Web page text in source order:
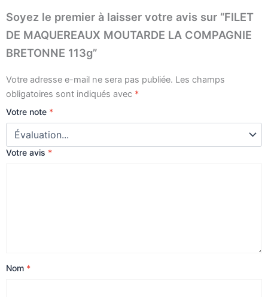
Soyez le premier à laisser votre avis sur “FILET
DE MAQUEREAUX MOUTARDE LA COMPAGNIE
BRETONNE 113g”
Votre adresse e-mail ne sera pas publiée. Les champs
obligatoires sont indiqués avec *
Votre note *
Votre avis *
Nom *